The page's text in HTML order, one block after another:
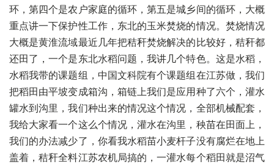
环，第四个是农户家庭的循环，第五是城乡间的循环，大概
重点讲一下保护性工作，东北的玉米焚烧的情况。焚烧情况
大概是黄淮流域最近几年把秸秆焚烧解决的比较好，秸秆都
还田了，一个是东北水稻问题，我讲几个特色。这是水稻，
水稻我带的课题组，中国文科院有个课题组在江苏做，我们
把稻田由平坡变成箱沟，箱链上我们是应用种了六个，灌水
罐水到沟里，我们种出来的情况这个情况，全部机械配套，
我给大家看一个这么个情况，灌水在沟里，秧苗在田面上，
我们的办法减少了，你看我水稻苗小麦杆子没有腐烂在地上
盖着，秸秆全料江苏农机局搞的，一灌水每个稻田就是沼气